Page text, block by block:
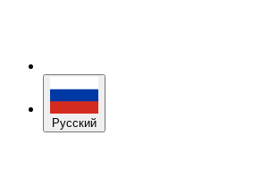
Русский